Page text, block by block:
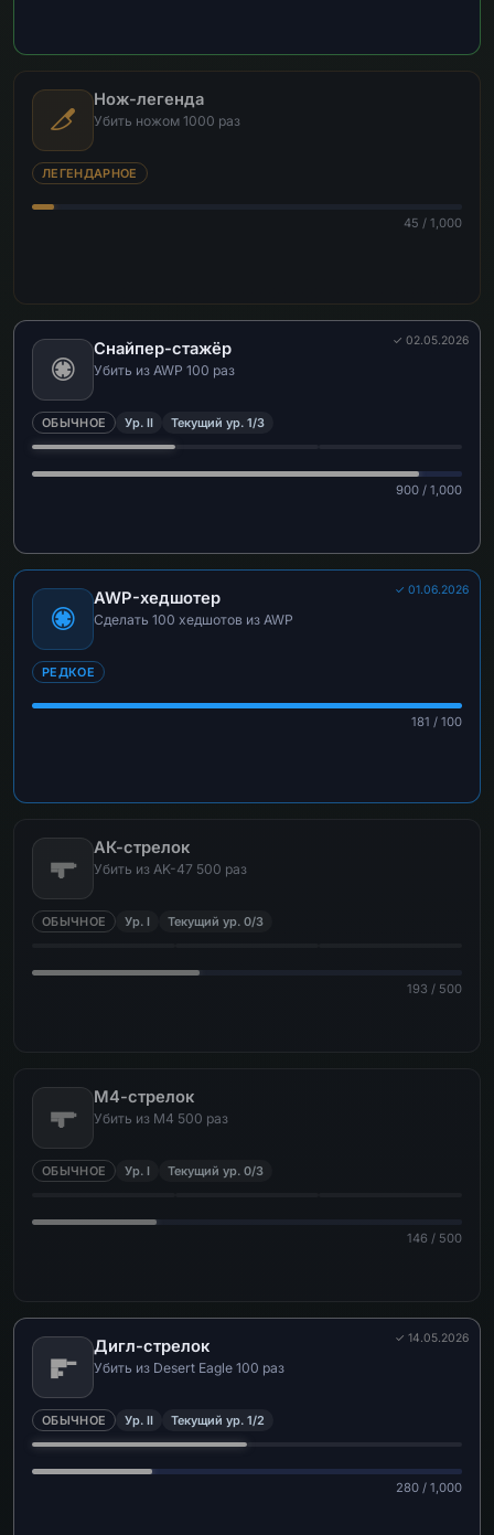
Нож-легенда
Убить ножом 1000 раз
ЛЕГЕНДАРНОЕ
45 / 1,000
✓ 02.05.2026
Снайпер-стажёр
Убить из AWP 100 раз
ОБЫЧНОЕ Ур. II Текущий ур. 1/3
900 / 1,000
✓ 01.06.2026
AWP-хедшотер
Сделать 100 хедшотов из AWP
РЕДКОЕ
181 / 100
АК-стрелок
Убить из AK-47 500 раз
ОБЫЧНОЕ Ур. I Текущий ур. 0/3
193 / 500
М4-стрелок
Убить из M4 500 раз
ОБЫЧНОЕ Ур. I Текущий ур. 0/3
146 / 500
✓ 14.05.2026
Дигл-стрелок
Убить из Desert Eagle 100 раз
ОБЫЧНОЕ Ур. II Текущий ур. 1/2
280 / 1,000